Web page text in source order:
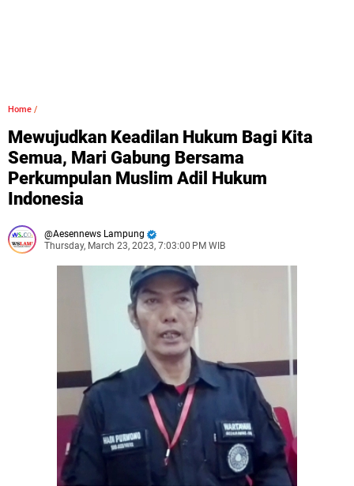
Home /
Mewujudkan Keadilan Hukum Bagi Kita
Semua, Mari Gabung Bersama
Perkumpulan Muslim Adil Hukum
Indonesia
Aesennews Lampung
Thursday, March 23, 2023, 7:03:00 PM WIB